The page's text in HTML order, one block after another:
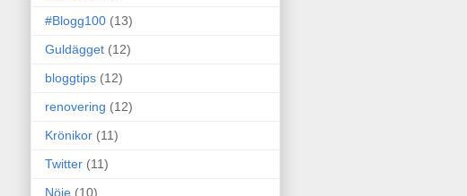
#Blogg100 (13)
Guldägget (12)
bloggtips (12)
renovering (12)
Krönikor (11)
Twitter (11)
Nöje (10)